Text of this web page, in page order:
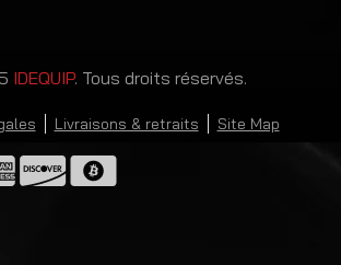
IDEQUIP. Tous droits réservés.
Livraisons & retraits Site Map